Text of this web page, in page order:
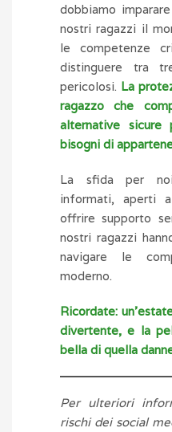
dobbiamo
nostri ragazzi il
le competenze
distinguere tra
pericolosi. La
ragazzo che
alternative
bisogni di
La sfida per
informati, aperti
offrire supporto
nostri ragazzi
navigare le
moderno.
Ricordate:
divertente, e la
bella di quella
Per ulteriori
rischi dei social